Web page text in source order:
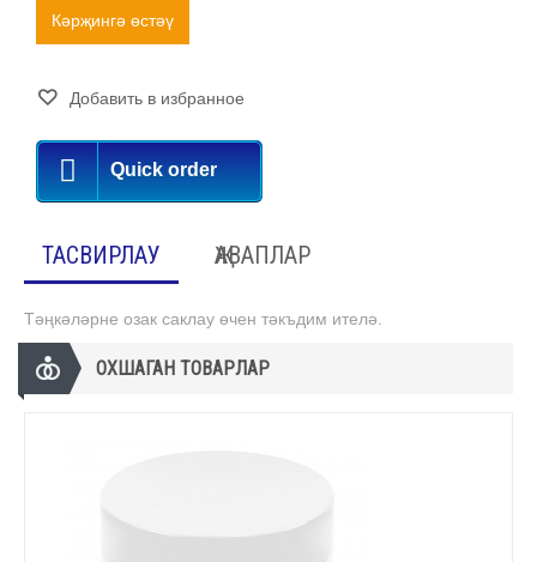
Кәрҗингә өстәү
Добавить в избранное
Quick order
ТАСВИРЛАУ ҖАВАПЛАР
Тәңкәләрне озак саклау өчен тәкъдим ителә.
ОХШАГАН ТОВАРЛАР